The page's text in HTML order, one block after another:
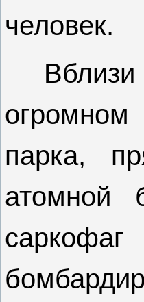
человек.
парка,
атомной